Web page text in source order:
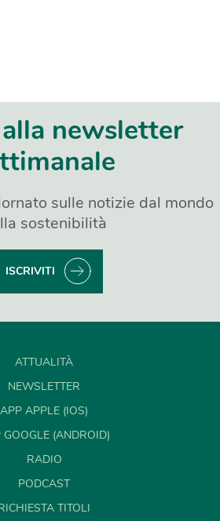
newsletter
sulle notizie dal mondo
sostenibilità
ISCRIVITI
ATTUALITÀ
NEWSLETTER
APP APPLE (IOS)
GOOGLE (ANDROID)
RADIO
PODCAST
TITOLI